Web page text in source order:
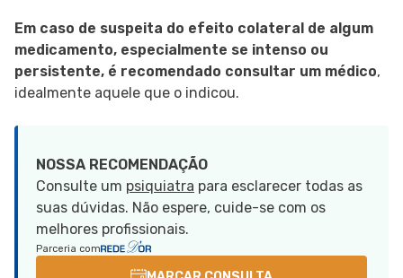
Em caso de suspeita do efeito colateral de algum
medicamento, especialmente se intenso ou
persistente, é recomendado consultar um médico,
idealmente aquele que o indicou.
NOSSA RECOMENDAÇÃO
Consulte um psiquiatra para esclarecer todas as
suas dúvidas. Não espere, cuide-se com os
melhores profissionais.
Parceria com